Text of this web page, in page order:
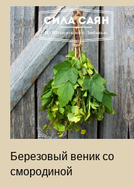
Березовый веник со
смородиной
Выберите количество:
Продолжить Отмена